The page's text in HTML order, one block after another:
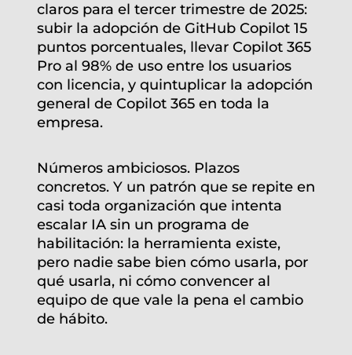
claros para el tercer trimestre de 2025:
subir la adopción de GitHub Copilot 15
puntos porcentuales, llevar Copilot 365
Pro al 98% de uso entre los usuarios
con licencia, y quintuplicar la adopción
general de Copilot 365 en toda la
empresa.
Números ambiciosos. Plazos
concretos. Y un patrón que se repite en
casi toda organización que intenta
escalar IA sin un programa de
habilitación: la herramienta existe,
pero nadie sabe bien cómo usarla, por
qué usarla, ni cómo convencer al
equipo de que vale la pena el cambio
de hábito.